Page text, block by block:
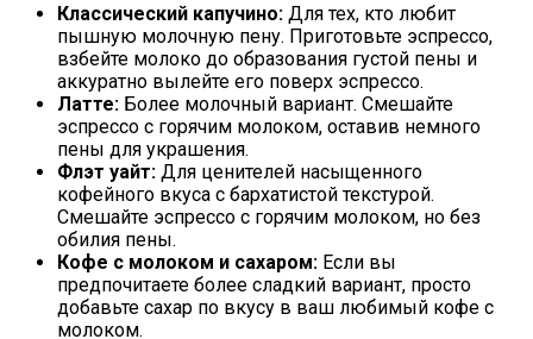
Классический капучино: Для тех, кто любит
пышную молочную пену. Приготовьте эспрессо,
взбейте молоко до образования густой пены и
аккуратно вылейте его поверх эспрессо.
Латте: Более молочный вариант. Смешайте
эспрессо с горячим молоком, оставив немного
пены для украшения.
Флэт уайт: Для ценителей насыщенного
кофейного вкуса с бархатистой текстурой.
Смешайте эспрессо с горячим молоком, но без
обилия пены.
Кофе с молоком и сахаром: Если вы
предпочитаете более сладкий вариант, просто
добавьте сахар по вкусу в ваш любимый кофе с
молоком.